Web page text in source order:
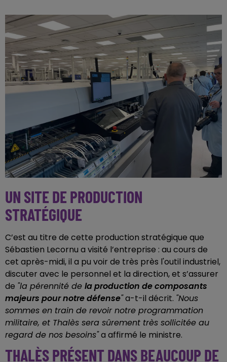
UN SITE DE PRODUCTION
STRATÉGIQUE
C’est au titre de cette production stratégique que
Sébastien Lecornu a visité l’entreprise : au cours de
cet après-midi, il a pu voir de très près l'outil industriel,
discuter avec le personnel et la direction, et s’assurer
de "la pérennité de la production de composants
majeurs pour notre défense"a-t-il décrit. "Nous
sommes en train de revoir notre programmation
militaire, et Thalès sera sûrement très sollicitée au
regard de nos besoins"a affirmé le ministre.
THALÈS PRÉSENT DANS BEAUCOUP DE